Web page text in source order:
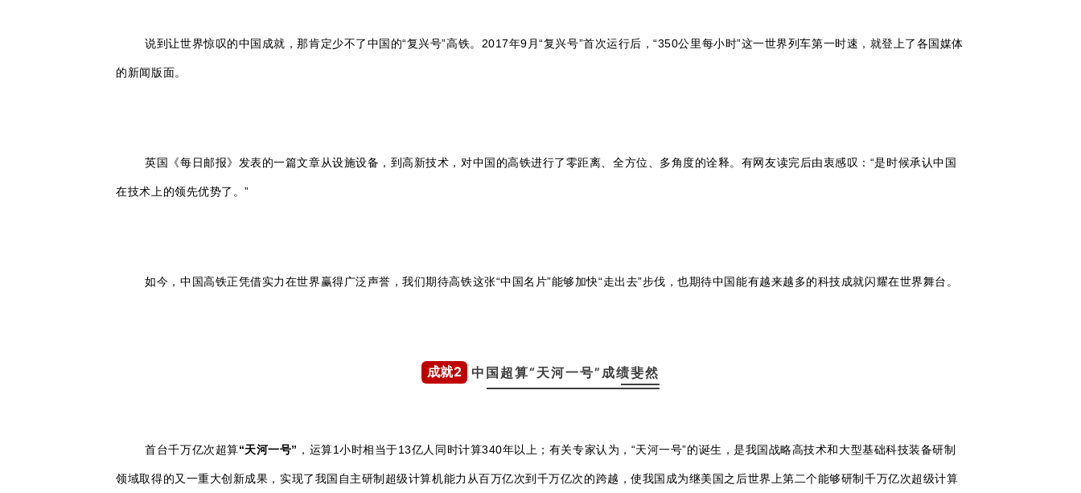
说到让世界惊叹的中国成就，那肯定少不了中国的“复兴号”高铁。2017年9月“复兴号”首次运行后，“350公里每小时”这一世界列车第一时速，就登上了各国媒体
的新闻版面。
英国《每日邮报》发表的一篇文章从设施设备，到高新技术，对中国的高铁进行了零距离、全方位、多角度的诠释。有网友读完后由衷感叹：“是时候承认中国
在技术上的领先优势了。”
如今，中国高铁正凭借实力在世界赢得广泛声誉，我们期待高铁这张“中国名片”能够加快“走出去”步伐，也期待中国能有越来越多的科技成就闪耀在世界舞台。
成就2 中国超算“天河一号”成绩斐然
首台千万亿次超算“天河一号” ，运算1小时相当于13亿人同时计算340年以上；有关专家认为，“天河一号”的诞生，是我国战略高技术和大型基础科技装备研制
领域取得的又一重大创新成果，实现了我国自主研制超级计算机能力从百万亿次到千万亿次的跨越，使我国成为继美国之后世界上第二个能够研制千万亿次超级计算